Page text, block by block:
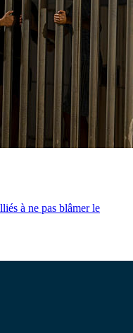
à ne pas blâmer le